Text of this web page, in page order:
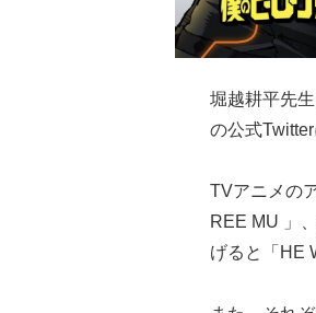
堀越耕平先
の公式
TVアニメの
REE MU 」
げると「HE